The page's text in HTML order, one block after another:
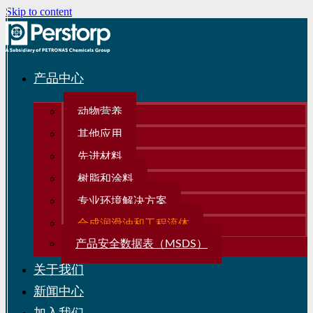
Skip to content
产品中心
动物营养
其他应用
先进材料
树脂和涂料
专业环境解决方案
合成润滑油和工程流体
产品安全数据表（MSDS）
关于我们
新闻中心